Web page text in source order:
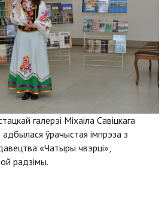
галерэі Міхаіла Савіцкага
ўрачыстая імпрэза з
«Чатыры чвэрці»,
радзімы.